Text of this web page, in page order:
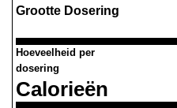
Grootte Dosering
Hoeveelheid per
dosering
Calorieën